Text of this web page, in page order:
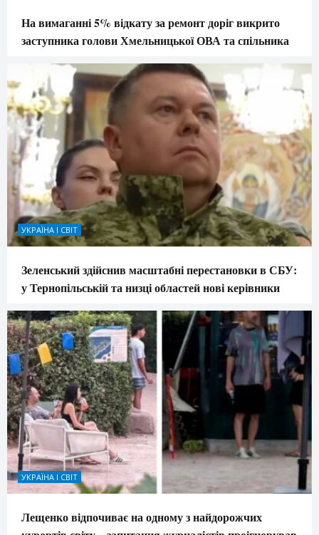
На вимаганні 5% відкату за ремонт доріг викрито
заступника голови Хмельницької ОВА та спільника
УКРАЇНА І СВІТ
Зеленський здійснив масштабні перестановки в СБУ:
у Тернопільській та низці областей нові керівники
УКРАЇНА І СВІТ
Лещенко відпочиває на одному з найдорожчих